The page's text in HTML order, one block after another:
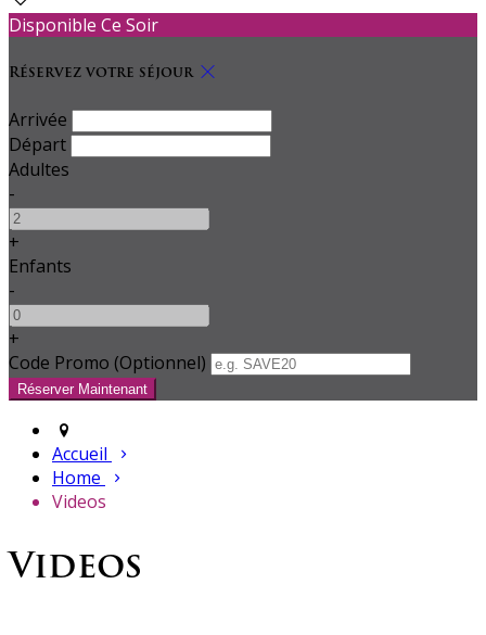
Disponible Ce Soir
Réservez votre séjour
Arrivée
Départ
Adultes
-
+
Enfants
-
+
Code Promo (Optionnel)
Accueil
Home
Videos
Videos